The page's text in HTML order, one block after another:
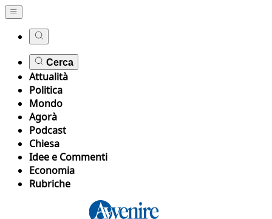
Cerca
Attualità
Politica
Mondo
Agorà
Podcast
Chiesa
Idee e Commenti
Economia
Rubriche